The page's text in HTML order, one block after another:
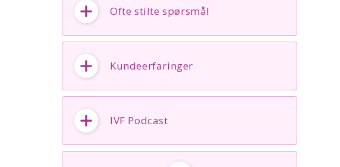
Ofte stilte spørsmål
Kundeerfaringer
IVF Podcast